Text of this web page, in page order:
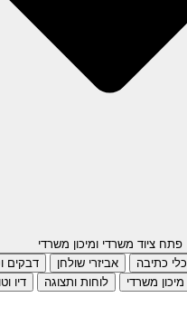
פתח ציוד משרדי ומיכון משרדי
כלי כתיבה אביזרי שולחן
דבקים
מיכון משרדי לוחות ותצוגה דיו